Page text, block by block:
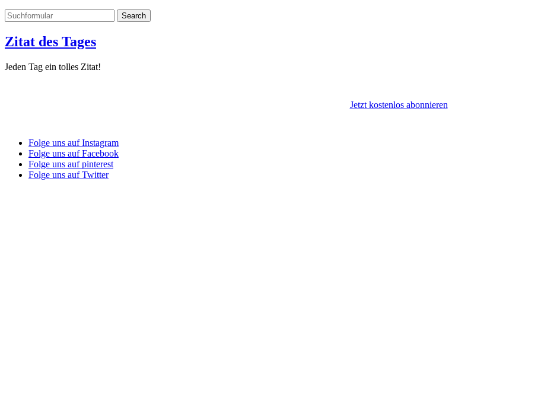
Search
Zitat des Tages
Jeden Tag ein tolles Zitat!
Jetzt kostenlos abonnieren
Folge uns auf Instagram
Folge uns auf Facebook
Folge uns auf pinterest
Folge uns auf Twitter